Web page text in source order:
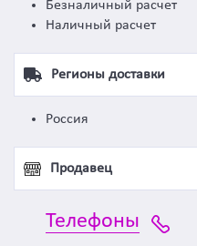
Безналичный расчет
Наличный расчет
Регионы доставки
Россия
Продавец
Телефоны